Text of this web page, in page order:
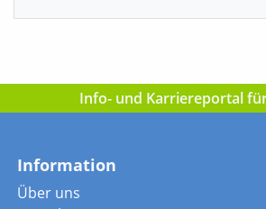
Info- und Karriereportal
Information
Über uns